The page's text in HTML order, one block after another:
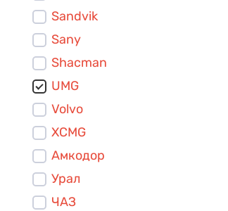
Sandvik
Sany
Shacman
UMG
Volvo
XCMG
Амкодор
Урал
ЧАЗ